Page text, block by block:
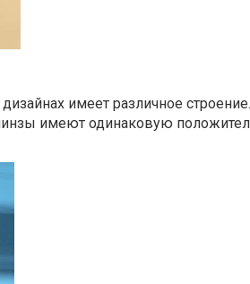
имеет различное
имеют одинаковую